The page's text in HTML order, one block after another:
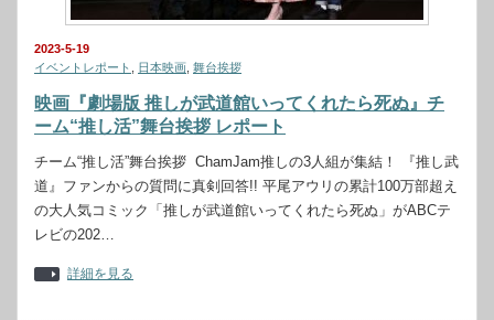
2023-5-19
イベントレポート
日本映画 舞台挨拶
映画『劇場版 推しが武道館いってくれたら死ぬ』チ
ーム“推し活”舞台挨拶 レポート
チーム“推し活”舞台挨拶 ChamJam推しの3人組が集結！ 『推し武
道』ファンからの質問に真剣回答!! 平尾アウリの累計100万部超え
の大人気コミック「推しが武道館いってくれたら死ぬ」がABCテ
レビの202…
詳細を見る